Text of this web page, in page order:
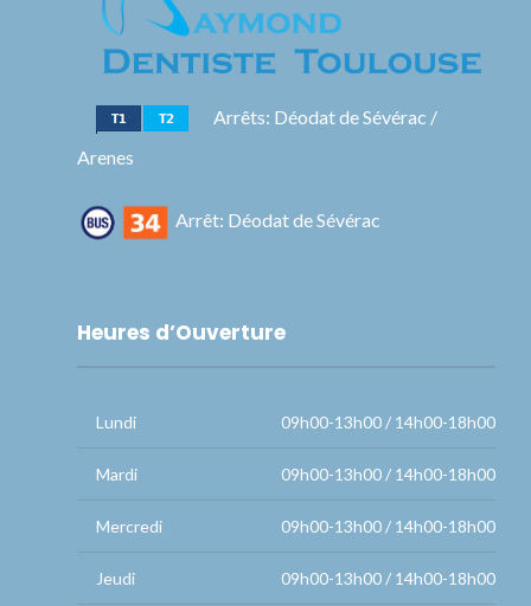
Arrêts: Déodat de Sévérac /
Arenes
Arrêt: Déodat de Sévérac
Heures d’Ouverture
Lundi 09h00-13h00 / 14h00-18h00
Mardi 09h00-13h00 / 14h00-18h00
Mercredi 09h00-13h00 / 14h00-18h00
Jeudi 09h00-13h00 / 14h00-18h00